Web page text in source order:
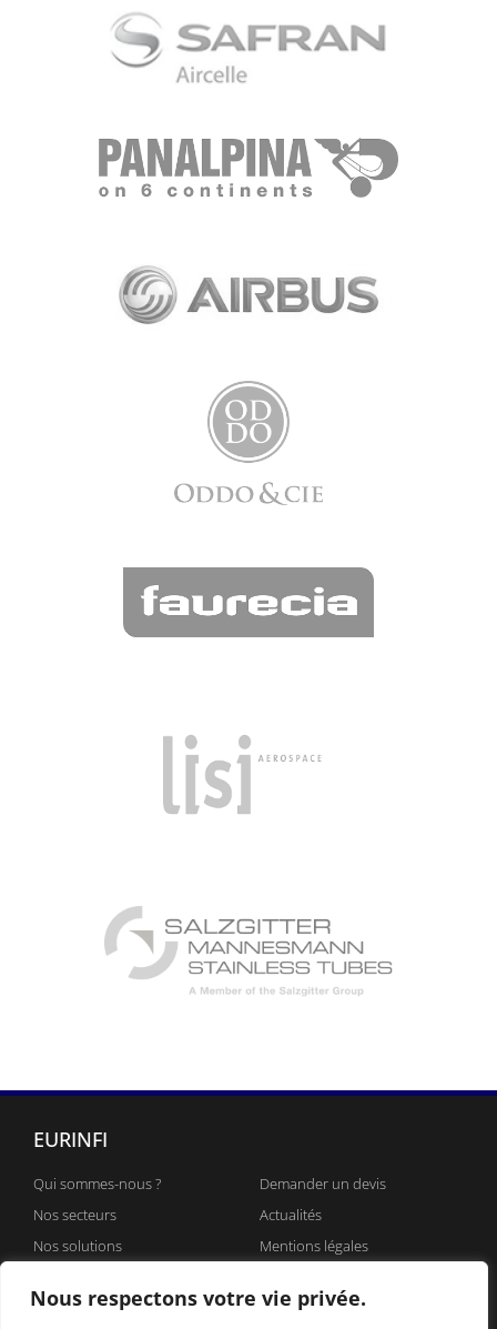
Nous respectons votre vie privée.
EURINFI
Qui sommes-nous ?
Nos secteurs
Nos solutions
Demander un devis
Actualités
Mentions légales